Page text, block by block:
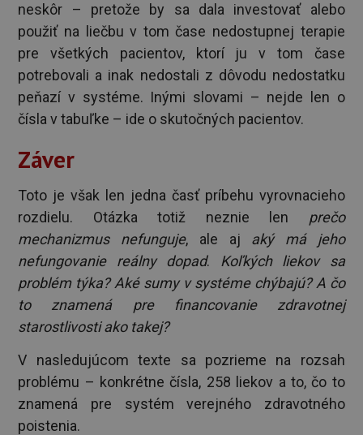
neskôr – pretože by sa dala investovať alebo
použiť na liečbu v tom čase nedostupnej terapie
pre všetkých pacientov, ktorí ju v tom čase
potrebovali a inak nedostali z dôvodu nedostatku
peňazí v systéme. Inými slovami – nejde len o
čísla v tabuľke – ide o skutočných pacientov.
Záver
Toto je však len jedna časť príbehu vyrovnacieho
rozdielu. Otázka totiž neznie len prečo
mechanizmus nefunguje, ale aj aký má jeho
nefungovanie reálny dopad.
Koľkých liekov sa
problém týka? Aké sumy v systéme chýbajú? A čo
to znamená pre financovanie zdravotnej
starostlivosti ako takej?
V nasledujúcom texte sa pozrieme na rozsah
problému – konkrétne čísla, 258 liekov a to, čo to
znamená pre systém verejného zdravotného
poistenia.